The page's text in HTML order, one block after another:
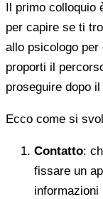
Il primo colloquio
per capire se ti
allo psicologo per
proporti il
proseguire dopo
Ecco come si
Contatto:
fissare un
informazioni